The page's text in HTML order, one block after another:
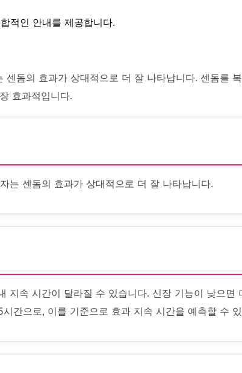
적인 안내를 제공합니다.
센돔의 효과가 상대적으로 더 잘 나타납니다. 센돔를
효과적입니다.
는 센돔의 효과가 상대적으로 더 잘 나타납니다.
지속 시간이 달라질 수 있습니다. 신장 기능이 낮으면
간으로, 이를 기준으로 효과 지속 시간을 예측할 수